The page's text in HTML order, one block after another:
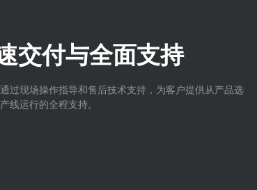
交付与全面支持
过现场操作指导和售后技术支持，为客户提供从产品选
线运行的全程支持。